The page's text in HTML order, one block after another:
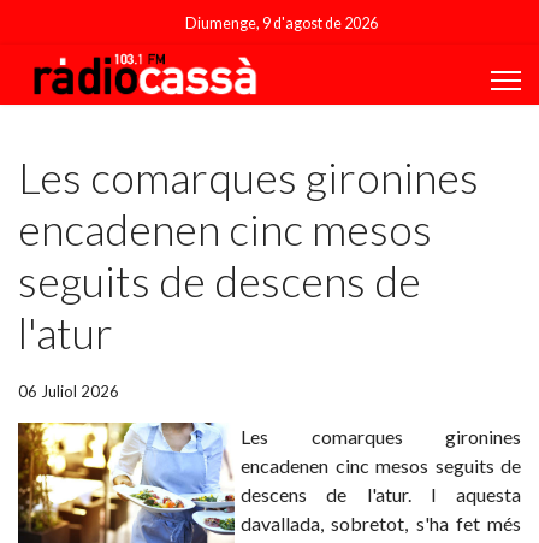
Diumenge, 9 d'agost de 2026
Les comarques gironines
encadenen cinc mesos
seguits de descens de
l'atur
06 Juliol 2026
Les comarques gironines
encadenen cinc mesos seguits de
descens de l'atur. I aquesta
davallada, sobretot, s'ha fet més